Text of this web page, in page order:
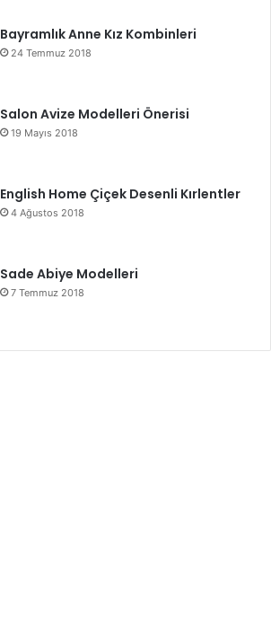
Bayramlık Anne Kız Kombinleri
24 Temmuz 2018
Salon Avize Modelleri Önerisi
19 Mayıs 2018
English Home Çiçek Desenli Kırlentler
4 Ağustos 2018
Sade Abiye Modelleri
7 Temmuz 2018